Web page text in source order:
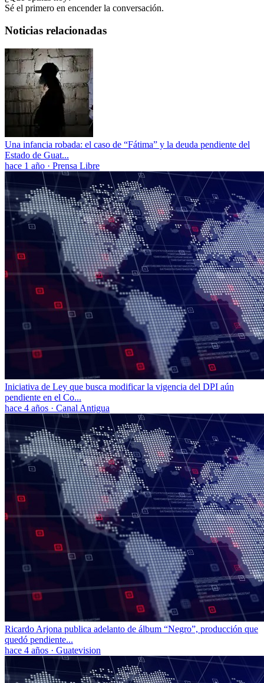
Sé el primero en encender la conversación.
Noticias relacionadas
Una infancia robada: el caso de “Fátima” y la deuda pendiente del
Estado de Guat...
hace 1 año · Prensa Libre
Iniciativa de Ley que busca modificar la vigencia del DPI aún
pendiente en el Co...
hace 4 años · Canal Antigua
Ricardo Arjona publica adelanto de álbum “Negro”, producción que
quedó pendiente...
hace 4 años · Guatevision